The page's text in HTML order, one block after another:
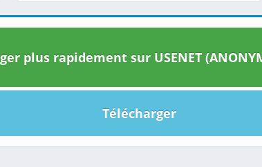
plus rapidement sur USENET
Télécharger